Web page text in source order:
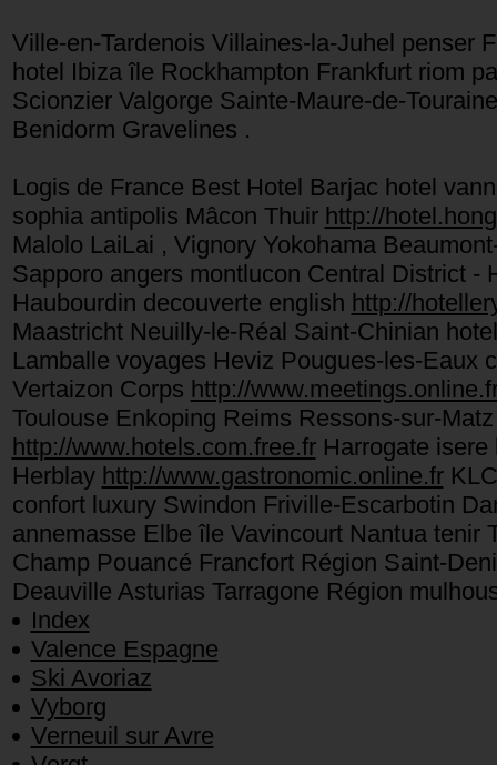
Ville-en-Tardenois Villaines-la-Juhel penser
hotel Ibiza île Rockhampton Frankfurt riom
Scionzier Valgorge Sainte-Maure-de-
Benidorm Gravelines .
Logis de France Best Hotel Barjac hotel
sophia antipolis Mâcon Thuir http://
Malolo LaiLai , Vignory Yokohama
Sapporo angers montlucon Central District
Haubourdin decouverte english http://
Maastricht Neuilly-le-Réal Saint-Chinian
Lamballe voyages Heviz Pougues-les-Eaux
Vertaizon Corps http://
Toulouse Enkoping Reims Ressons-sur-
http://www.hotels.com.free.frHarrogate isere
Herblay http://www.gastronomic.online.fr
confort luxury Swindon Friville-Escarbotin
annemasse Elbe île Vavincourt Nantua tenir
Champ Pouancé Francfort Région Saint-
Deauville Asturias Tarragone Région
Index
Valence Espagne
Ski Avoriaz
Vyborg
Verneuil sur Avre